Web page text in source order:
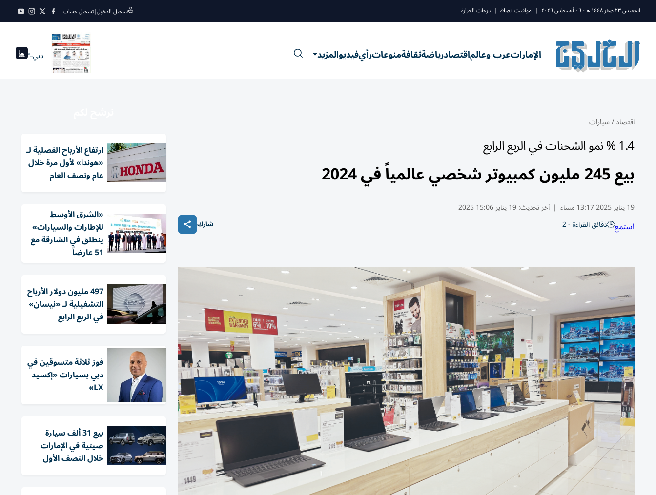
الخميس ٢٣ صفر ١٤٤٨ ه - ٠٦ أغسطس ٢٠٢٦ | مواقيت الصلاة | درجات الحرارة تسجيل الدخول|تسجيل حساب
الإماراتعرب وعالماقتصادرياضةثقافةمنوعاترأيفيديوالمزيد دبي--°
اقتصاد/سيارات
1.4 % نمو الشحنات في الربع الرابع
بيع 245 مليون كمبيوتر شخصي عالمياً في 2024
19 يناير 2025 13:17 مساء | آخر تحديث:19 يناير 15:06 2025
استمع دقائق القراءة - 2 شارك
ارتفاع الأرباح الفصلية لـ
«هوندا» لأول مرة خلال
عام ونصف العام
«الشرق الأوسط
للإطارات والسيارات»
ينطلق في الشارقة مع
51 عارضاً
497 مليون دولار الأرباح
التشغيلية لـ «نيسان»
في الربع الرابع
فوز ثلاثة متسوقين في
دبي بسيارات «إكسيد
LX»
بيع 31 ألف سيارة
صينية في الإمارات
خلال النصف الأول